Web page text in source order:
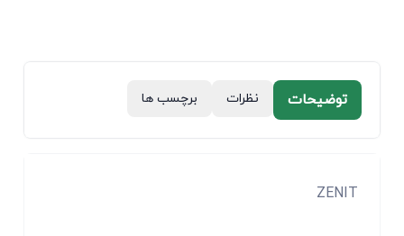
توضیحات نظرات برچسب ها
ZENIT